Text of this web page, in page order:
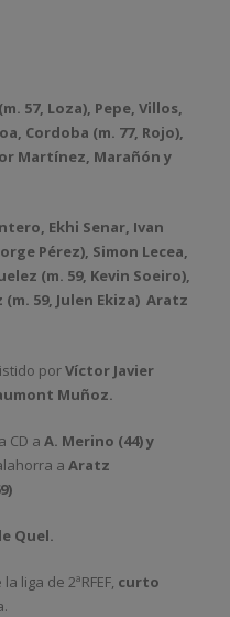
57, Loza), Pepe, Villos,
Cordoba (m. 77, Rojo),
Martínez, Marañón y
Ekhi Senar, Ivan
Pérez), Simon Lecea,
(m. 59, Kevin Soeiro),
59, Julen Ekiza) Aratz
porVíctor Javier
Muñoz.
CD a A. Merino (44) y
a Aratz
Quel.
la liga de 2ªRFEF, curto